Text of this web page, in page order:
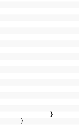
}
}